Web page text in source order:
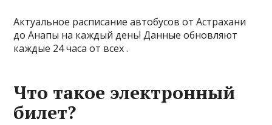
Актуальное расписание автобусов от Астрахани
до Анапы на каждый день! Данные обновляют
каждые 24 часа от всех .
Что такое электронный
билет?